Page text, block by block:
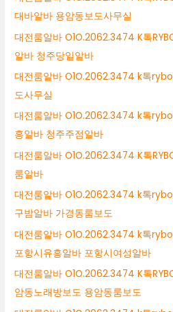
대바알바 용암동보도사무실
대전룸알바 O1O.2062.3474 K톡
알바 청주당일알바
대전룸알바 O1O.2062.3474 k톡
도사무실
대전룸알바 O1O.2062.3474 k톡
흥알바 청주주점알바
대전룸알바 O1O.2062.3474 K톡
룸알바
대전룸알바 O1O.2062.3474 k톡
구밤알바 가경동룸보도
대전룸알바 O1O.2062.3474 k톡
포항시유흥알바 포항시여성알바
대전룸알바 O1O.2062.3474 K톡
암동노래방보도 용암동룸보도